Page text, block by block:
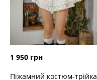
1 950 грн
Піжамний костюм-трійка